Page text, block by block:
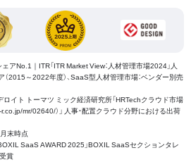
No.1｜ITR「ITR Market View：人材管理市場2024」人
2015～2022年度）、SaaS型人材管理市場：ベンダー別売
イト トーマツ ミック経済研究所「HRTechクラウド市場
mr/02640/）」 人事・配置クラウド分野における出荷
末時点
SaaS AWARD 2025」BOXIL SaaSセクションタレ
賞